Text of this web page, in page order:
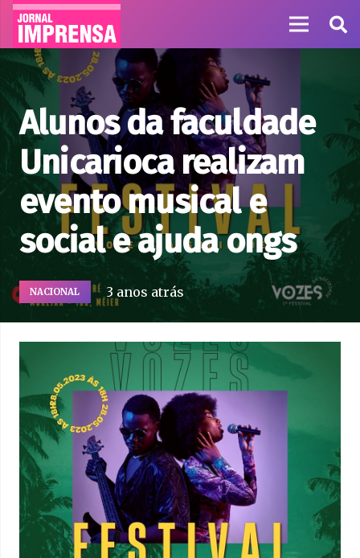
Alunos da faculdade
Unicarioca realizam
evento musical e
social e ajuda ongs
NACIONAL 3 anos atrás